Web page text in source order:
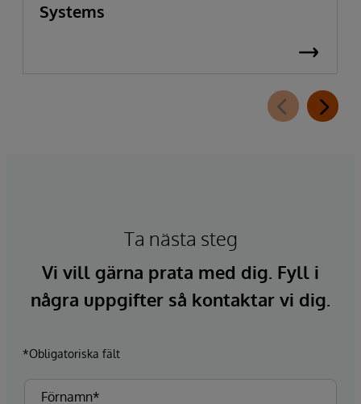
Systems
Ta nästa steg
Vi vill gärna prata med dig. Fyll i
några uppgifter så kontaktar vi dig.
*Obligatoriska fält